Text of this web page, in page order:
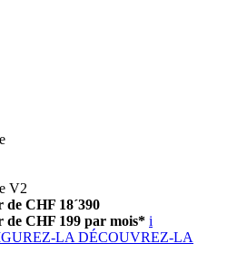
V2
CHF 18´390
de CHF 199 par mois* i
LA DÉCOUVREZ-LA